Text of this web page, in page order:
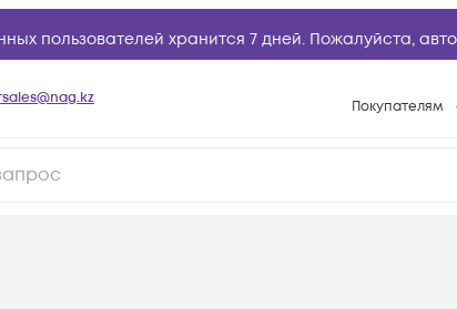
пользователей хранится 7 дней. Пожалуйста,
sales@nag.kz Покупателям